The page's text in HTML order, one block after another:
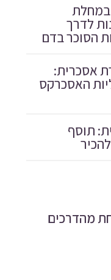
במחלת
לדרך
הסוכר בדם
אסכרית:
טבליות האסכרקס
תוסף
מהדרכים